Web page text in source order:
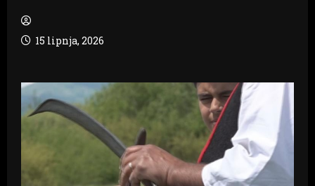
15 lipnja, 2026